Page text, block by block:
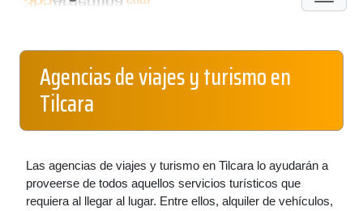
Agencias de viajes y turismo en
Tilcara
Las agencias de viajes y turismo en Tilcara lo ayudarán a
proveerse de todos aquellos servicios turísticos que
requiera al llegar al lugar. Entre ellos, alquiler de vehículos,